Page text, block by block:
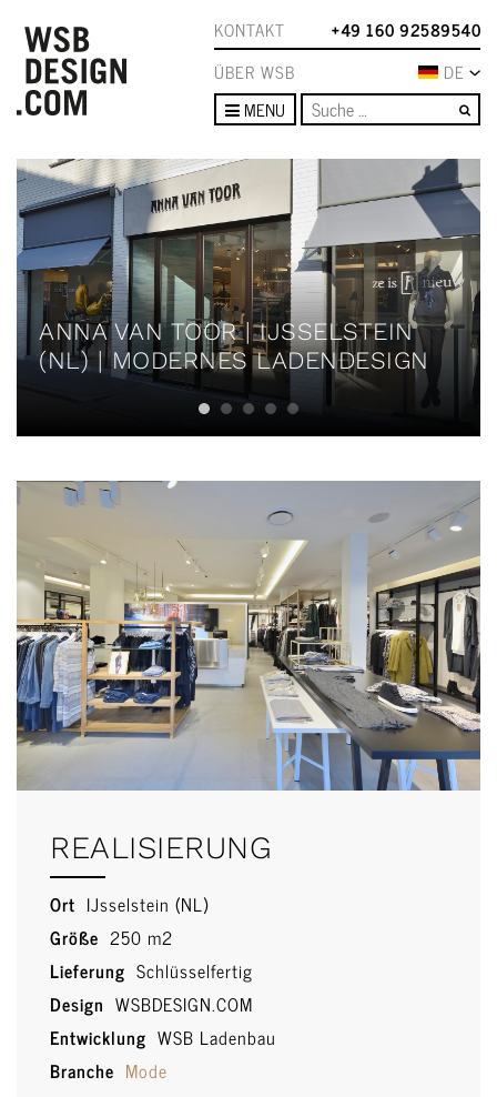
KONTAKT
+49 160 92589540
ÜBER WSB
DE
MENU
ANNA VAN TOOR | IJSSELSTEIN
(NL) | MODERNES LADENDESIGN
REALISIERUNG
Ort IJsselstein (NL)
Größe 250 m2
Lieferung Schlüsselfertig
Design WSBDESIGN.COM
Entwicklung WSB Ladenbau
Branche Mode